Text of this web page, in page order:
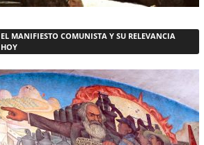
EL MANIFIESTO COMUNISTA Y SU RELEVANCIA
HOY